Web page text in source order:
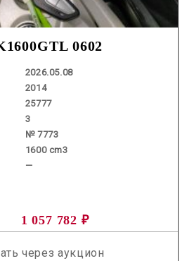
0602
2026.05.08
2014
25777
3
№ 7773
1600 cm3
—
1 057 782 ₽
через аукцион